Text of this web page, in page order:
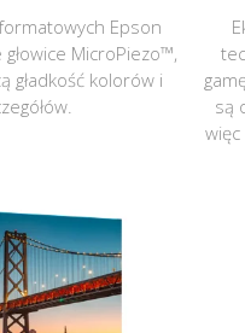
Epson
MicroPiezo™,
gładkość kolorów i
są